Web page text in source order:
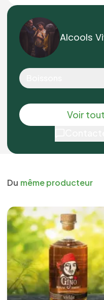
Alcools
Voir
Du même producteur